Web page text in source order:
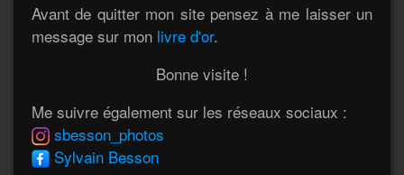
Avant de quitter mon site pensez à me laisser un
message sur mon livre d'or.
Bonne visite !
Me suivre également sur les réseaux sociaux :
sbesson_photos
Sylvain Besson